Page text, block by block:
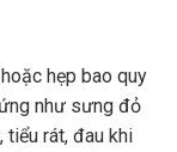
hẹp bao quy
như sưng đỏ
rát, đau khi